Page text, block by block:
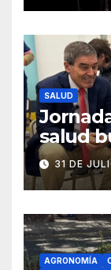
SALUD
salud
31 DE
AGRONOMÍA